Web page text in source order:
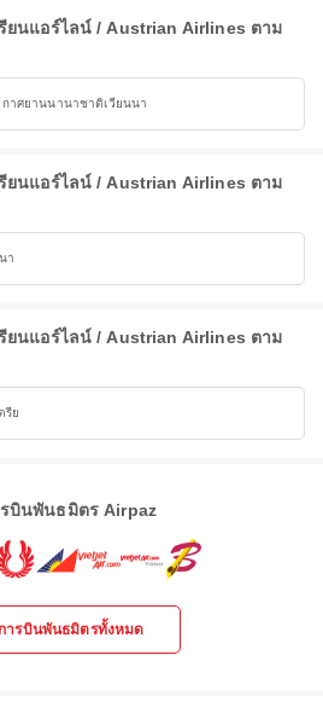
ยนแอร์ไลน์ / Austrian Airlines ตาม
าศยานนานาชาติเวียนนา
ยนแอร์ไลน์ / Austrian Airlines ตาม
า
ยนแอร์ไลน์ / Austrian Airlines ตาม
รีย
บินพันธมิตร Airpaz
ารบินพันธมิตรทั้งหมด